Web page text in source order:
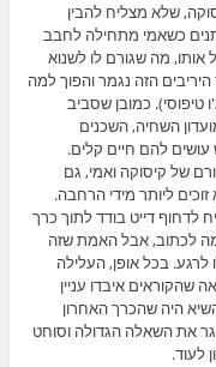
שלא מצליח להבין
כשאמי מתחילה לחבב
אותו, מה שגורם לו לשנוא
הזה נגמר והפוך למה
טיפוסי). כמובן שסביב
השחיה, השכנים
להם חיים קלים.
של קיסוקה ואמי, גם
ליותר מידי הרחבה.
דייט בודד לתוך כרך
לכתוב, אבל האמת שזה
בכל אופן, העלילה
איבדו עניין
היה שהכרך האחרון
את השאלה הגדולה וסוחט
לעוד.